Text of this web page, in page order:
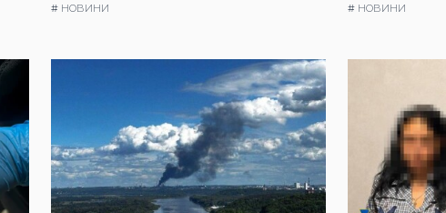
# НОВИНИ # НОВИНИ